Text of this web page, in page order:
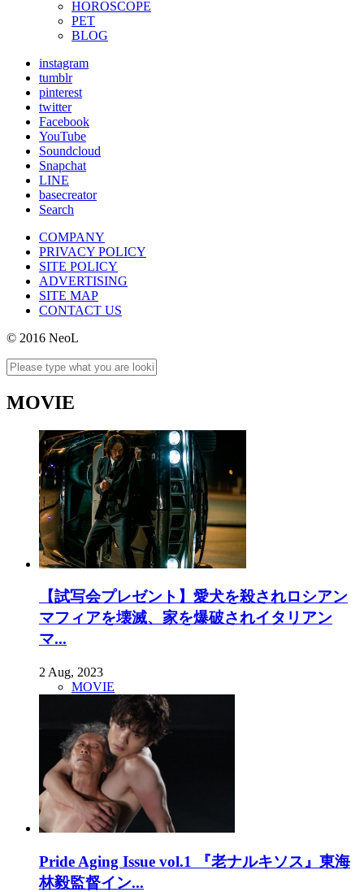
HOROSCOPE
PET
BLOG
instagram
tumblr
pinterest
twitter
Facebook
YouTube
Soundcloud
Snapchat
LINE
basecreator
Search
COMPANY
PRIVACY POLICY
SITE POLICY
ADVERTISING
SITE MAP
CONTACT US
© 2016 NeoL
MOVIE
【試写会プレゼント】愛犬を殺されロシアン
マフィアを壊滅、家を爆破されイタリアン
マ...
2 Aug, 2023
MOVIE
Pride Aging Issue vol.1 『老ナルキソス』東海
林毅監督イン...